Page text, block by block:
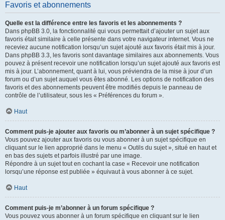
Favoris et abonnements
Quelle est la différence entre les favoris et les abonnements ?
Dans phpBB 3.0, la fonctionnalité qui vous permettait d’ajouter un sujet aux
favoris était similaire à celle présente dans votre navigateur internet. Vous ne
receviez aucune notification lorsqu’un sujet ajouté aux favoris était mis à jour.
Dans phpBB 3.3, les favoris sont davantage similaires aux abonnements. Vous
pouvez à présent recevoir une notification lorsqu’un sujet ajouté aux favoris est
mis à jour. L’abonnement, quant à lui, vous préviendra de la mise à jour d’un
forum ou d’un sujet auquel vous êtes abonné. Les options de notification des
favoris et des abonnements peuvent être modifiés depuis le panneau de
contrôle de l’utilisateur, sous les « Préférences du forum ».
Haut
Comment puis-je ajouter aux favoris ou m’abonner à un sujet spécifique ?
Vous pouvez ajouter aux favoris ou vous abonner à un sujet spécifique en
cliquant sur le lien approprié dans le menu « Outils du sujet », situé en haut et
en bas des sujets et parfois illustré par une image.
Répondre à un sujet tout en cochant la case « Recevoir une notification
lorsqu’une réponse est publiée » équivaut à vous abonner à ce sujet.
Haut
Comment puis-je m’abonner à un forum spécifique ?
Vous pouvez vous abonner à un forum spécifique en cliquant sur le lien